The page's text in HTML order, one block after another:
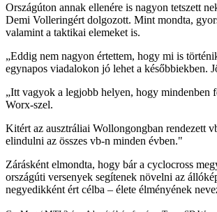
Országúton annak ellenére is nagyon tetszett
Demi Volleringért dolgozott. Mint mondta,
valamint a taktikai elemeket is.
Eddig nem nagyon értettem, hogy mi is
egynapos viadalokon jó lehet a későbbiekben.
Itt vagyok a legjobb helyen, hogy mindenben
Worx-szel.
Kitért az ausztráliai Wollongongban rendezett
elindulni az összes vb-n minden évben."
Zárásként elmondta, hogy bár a cyclocross
országúti versenyek segítenek növelni az
negyedikként ért célba – élete élményének